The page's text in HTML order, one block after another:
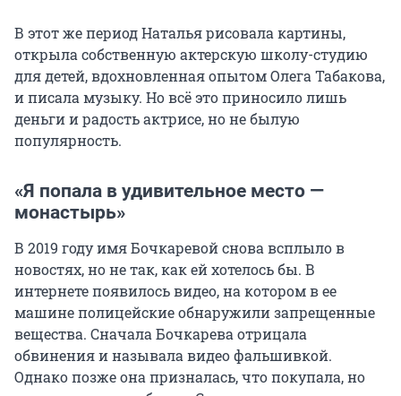
В этот же период Наталья рисовала картины,
открыла собственную актерскую школу-студию
для детей, вдохновленная опытом Олега Табакова,
и писала музыку. Но всё это приносило лишь
деньги и радость актрисе, но не былую
популярность.
«Я попала в удивительное место —
монастырь»
В 2019 году имя Бочкаревой снова всплыло в
новостях, но не так, как ей хотелось бы. В
интернете появилось видео, на котором в ее
машине полицейские обнаружили запрещенные
вещества. Сначала Бочкарева отрицала
обвинения и называла видео фальшивкой.
Однако позже она призналась, что покупала, но